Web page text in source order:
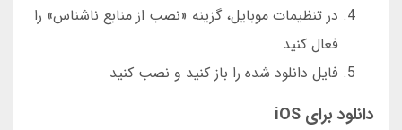
در تنظیمات موبایل، گزینه «نصب از منابع ناشناس» را
فعال کنید
فایل دانلود شده را باز کنید و نصب کنید
دانلود برای iOS